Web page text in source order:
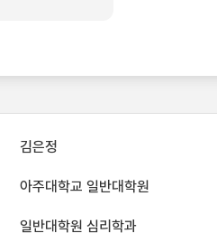
김은정
아주대학교 일반대학원
일반대학원 심리학과